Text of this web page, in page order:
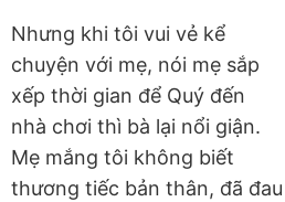
Nhưng khi tôi vui vẻ kể
chuyện với mẹ, nói mẹ sắp
xếp thời gian để Quý đến
nhà chơi thì bà lại nổi giận.
Mẹ mắng tôi không biết
thương tiếc bản thân, đã đau